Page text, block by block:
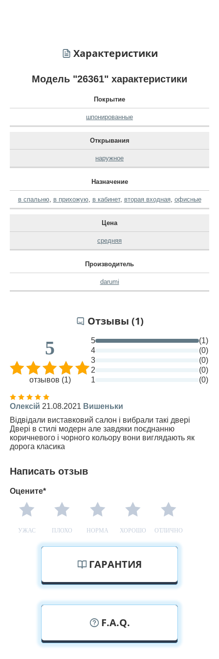
Характеристики
Модель "26361" характеристики
Покрытие
шпонированные
Открывания
наружное
Назначение
в спальню, в прихожую, в кабинет, вторая входная, офисные
Цена
средняя
Производитель
darumi
Отзывы (1)
5
отзывов (1)
5
(1)
4
(0)
3
(0)
2
(0)
1
(0)
Олексій 21.08.2021 Вишеньки
Відвідали виставковий салон і вибрали такі двері
Двері в стилі модерн але завдяки поєднанню
коричневого і чорного кольору вони виглядають як
дорога класика
Написать отзыв
Оцените*
УЖАС ПЛОХО НОРМА ХОРОШО ОТЛИЧНО
ГАРАНТИЯ
F.A.Q.